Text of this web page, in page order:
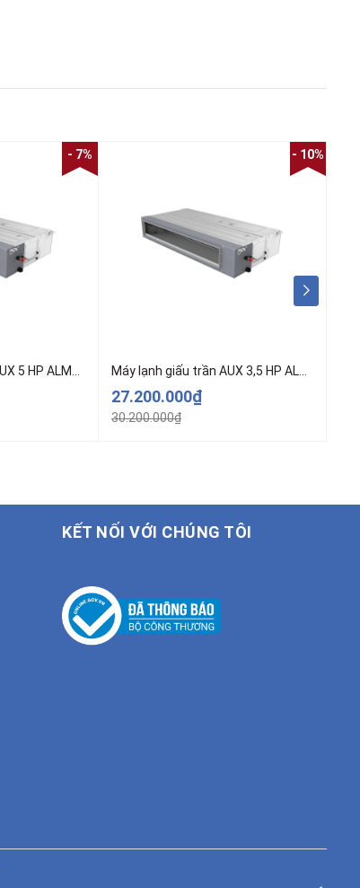
- 7%
Máy lạnh giấu trần AUX 5 HP ALMD-C48/5DR3MB
- 10%
Máy lạnh giấu trần AUX 3,5 HP ALMD-C36/4DR3MB
27.200.000₫
30.200.000₫
KẾT NỐI VỚI CHÚNG TÔI